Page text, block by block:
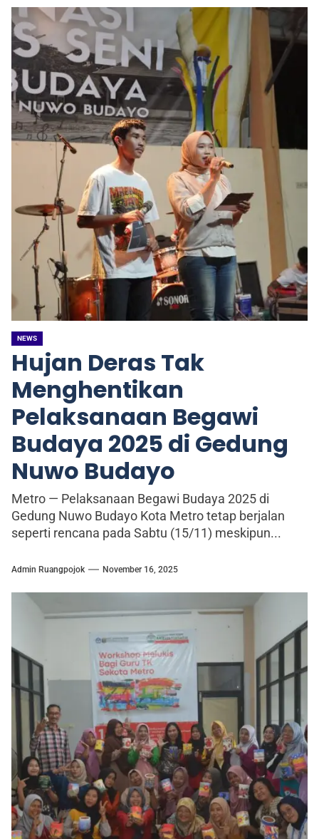
NEWS
Hujan Deras Tak
Menghentikan
Pelaksanaan Begawi
Budaya 2025 di Gedung
Nuwo Budayo
Metro — Pelaksanaan Begawi Budaya 2025 di
Gedung Nuwo Budayo Kota Metro tetap berjalan
seperti rencana pada Sabtu (15/11) meskipun...
Admin Ruangpojok November 16, 2025